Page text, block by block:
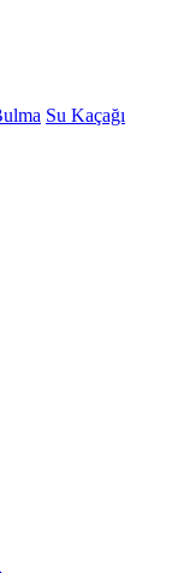
Su Kaçağı